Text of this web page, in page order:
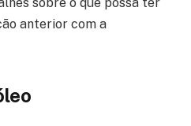
anterior com a